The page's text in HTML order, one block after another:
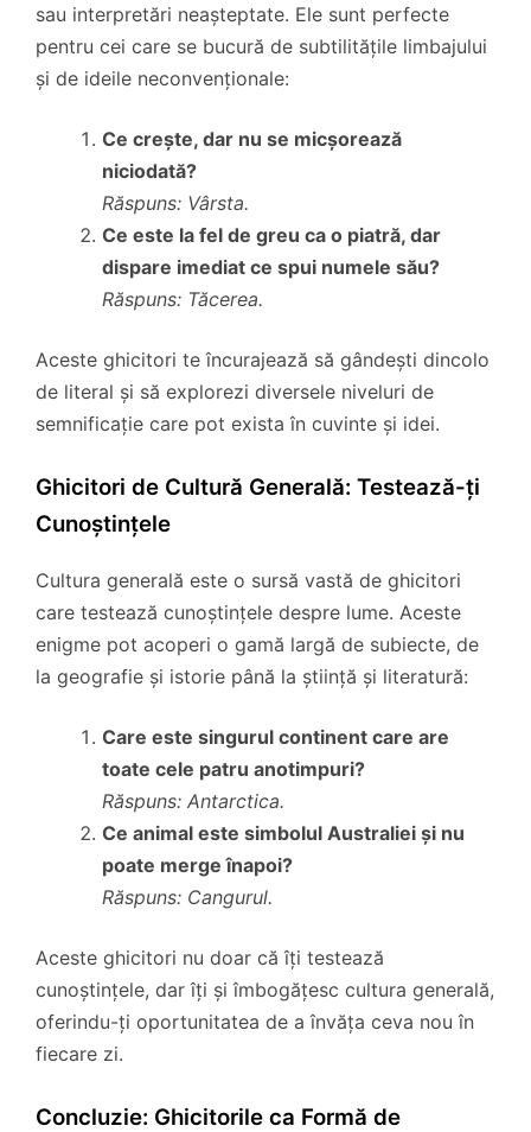
sau interpretări neașteptate. Ele sunt perfecte
pentru cei care se bucură de subtilitățile limbajului
și de ideile neconvenționale:
Ce crește, dar nu se micșorează
niciodată?
Răspuns: Vârsta.
Ce este la fel de greu ca o piatră, dar
dispare imediat ce spui numele său?
Răspuns: Tăcerea.
Aceste ghicitori te încurajează să gândești dincolo
de literal și să explorezi diversele niveluri de
semnificație care pot exista în cuvinte și idei.
Ghicitori de Cultură Generală: Testează-ți
Cunoștințele
Cultura generală este o sursă vastă de ghicitori
care testează cunoștințele despre lume. Aceste
enigme pot acoperi o gamă largă de subiecte, de
la geografie și istorie până la știință și literatură:
Care este singurul continent care are
toate cele patru anotimpuri?
Răspuns: Antarctica.
Ce animal este simbolul Australiei și nu
poate merge înapoi?
Răspuns: Cangurul.
Aceste ghicitori nu doar că îți testează
cunoștințele, dar îți și îmbogățesc cultura generală,
oferindu-ți oportunitatea de a învăța ceva nou în
fiecare zi.
Concluzie: Ghicitorile ca Formă de